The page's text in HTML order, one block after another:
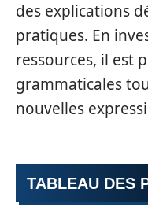
des explications
pratiques. En
ressources, il est
grammaticales
nouvelles
TABLEAU DES